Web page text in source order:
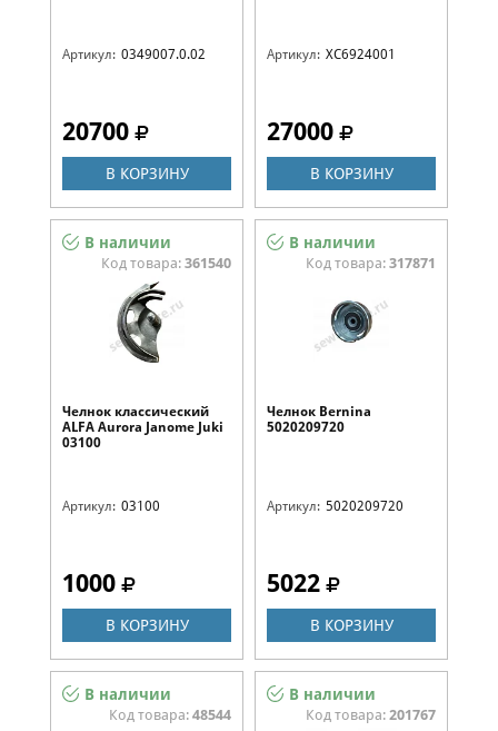
Артикул: 0349007.0.02
20700
В КОРЗИНУ
Артикул: XC6924001
27000
В КОРЗИНУ
Челнок классический
ALFA Aurora Janome Juki
03100
Артикул: 03100
В наличии
Код товара: 361540
1000
В КОРЗИНУ
Челнок Bernina
5020209720
Артикул: 5020209720
В наличии
Код товара: 317871
5022
В КОРЗИНУ
В наличии
Код товара: 48544
В наличии
Код товара: 201767